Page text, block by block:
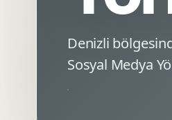
Minimal Logo Tasarimi
Amblem Tasarimi
Logo Revizyonu
Tipografik Logo Tasarimi
Denizli
Sosyal Medya